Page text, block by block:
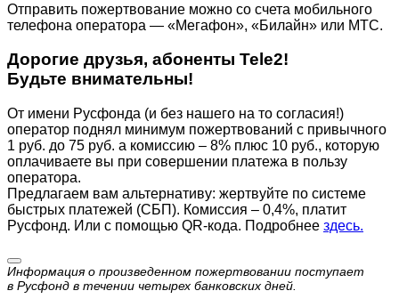
Отправить пожертвование можно со счета мобильного
телефона оператора — «Мегафон», «Билайн» или МТС.
Дорогие друзья, абоненты Tele2!
Будьте внимательны!
От имени Русфонда (и без нашего на то согласия!)
оператор поднял минимум пожертвований с привычного
1 руб. до 75 руб. а комиссию – 8% плюс 10 руб., которую
оплачиваете вы при совершении платежа в пользу
оператора.
Предлагаем вам альтернативу: жертвуйте по cистеме
быстрых платежей (СБП). Комиссия – 0,4%, платит
Русфонд. Или с помощью QR-кода. Подробнее здесь.
Информация о произведенном пожертвовании поступает
в Русфонд в течении четырех банковских дней.